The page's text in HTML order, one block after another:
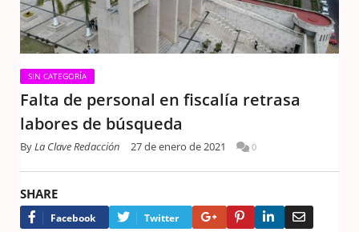
SIN CATEGORÍA
Falta de personal en fiscalía retrasa
labores de búsqueda
ByLa Clave Redacción 27 de enero de 2021 0
SHARE
Facebook Twitter Google+PinterestLinkedIn